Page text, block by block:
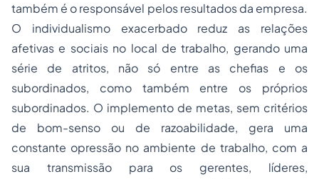
também é o responsável pelos resultados da empresa.
O individualismo exacerbado reduz as relações
afetivas e sociais no local de trabalho, gerando uma
série de atritos, não só entre as chefias e os
subordinados, como também entre os próprios
subordinados. O implemento de metas, sem critérios
de bom-senso ou de razoabilidade, gera uma
constante opressão no ambiente de trabalho, com a
sua transmissão para os gerentes, líderes,